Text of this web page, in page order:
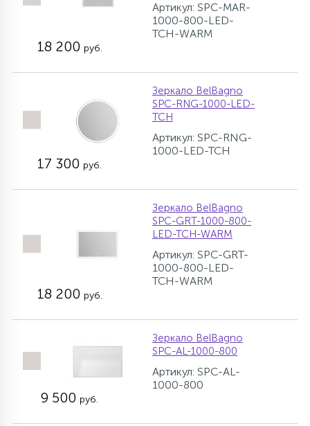
Артикул: SPC-MAR-
1000-800-LED-
TCH-WARM
18 200 руб.
Зеркало BelBagno
SPC-RNG-1000-LED-
TCH
Артикул: SPC-RNG-
1000-LED-TCH
17 300 руб.
Зеркало BelBagno
SPC-GRT-1000-800-
LED-TCH-WARM
Артикул: SPC-GRT-
1000-800-LED-
TCH-WARM
18 200 руб.
Зеркало BelBagno
SPC-AL-1000-800
Артикул: SPC-AL-
1000-800
9 500 руб.